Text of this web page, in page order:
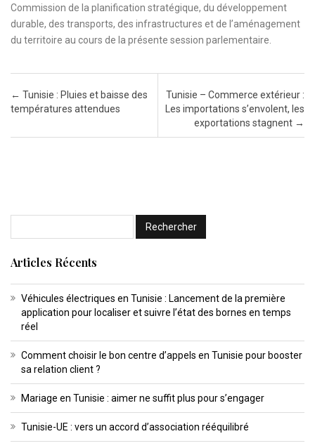
Commission de la planification stratégique, du développement
durable, des transports, des infrastructures et de l’aménagement
du territoire au cours de la présente session parlementaire.
Post navigation
← Tunisie : Pluies et baisse des
températures attendues
Tunisie – Commerce extérieur :
Les importations s’envolent, les
exportations stagnent →
Articles Récents
Véhicules électriques en Tunisie : Lancement de la première
application pour localiser et suivre l’état des bornes en temps
réel
Comment choisir le bon centre d’appels en Tunisie pour booster
sa relation client ?
Mariage en Tunisie : aimer ne suffit plus pour s’engager
Tunisie-UE : vers un accord d’association rééquilibré